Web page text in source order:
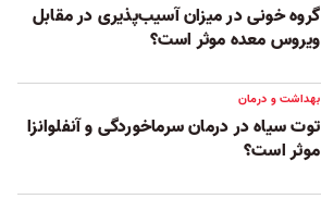
گروه خونی در میزان آسیب‌پذیری در مقابل
ویروس معده موثر است؟
بهداشت و درمان
توت سیاه در درمان سرماخوردگی و آنفلوانزا
موثر است؟